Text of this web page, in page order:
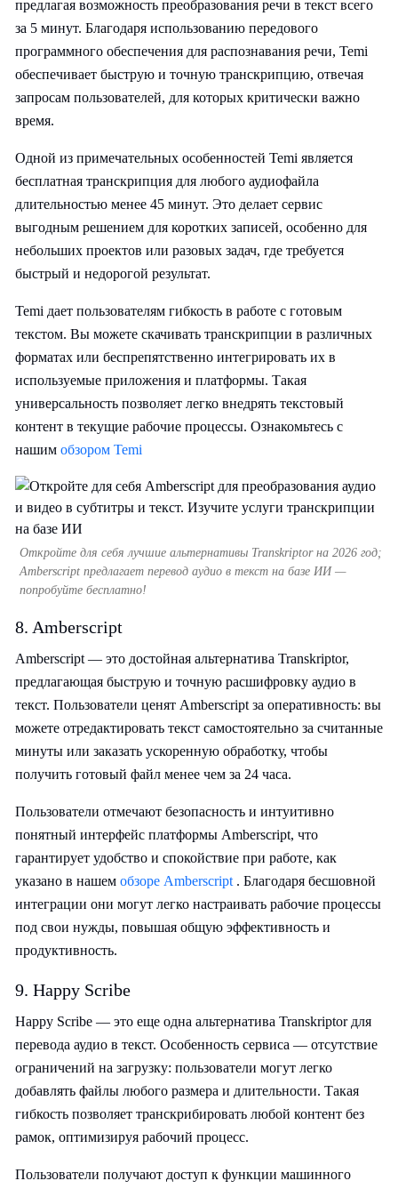
предлагая возможность преобразования речи в текст всего
за 5 минут. Благодаря использованию передового
программного обеспечения для распознавания речи, Temi
обеспечивает быструю и точную транскрипцию, отвечая
запросам пользователей, для которых критически важно
время.
Одной из примечательных особенностей Temi является
бесплатная транскрипция для любого аудиофайла
длительностью менее 45 минут. Это делает сервис
выгодным решением для коротких записей, особенно для
небольших проектов или разовых задач, где требуется
быстрый и недорогой результат.
Temi дает пользователям гибкость в работе с готовым
текстом. Вы можете скачивать транскрипции в различных
форматах или беспрепятственно интегрировать их в
используемые приложения и платформы. Такая
универсальность позволяет легко внедрять текстовый
контент в текущие рабочие процессы. Ознакомьтесь с
нашим обзором Temi
Откройте для себя лучшие альтернативы Transkriptor на 2026 год;
Amberscript предлагает перевод аудио в текст на базе ИИ —
попробуйте бесплатно!
8. Amberscript
Amberscript — это достойная альтернатива Transkriptor,
предлагающая быструю и точную расшифровку аудио в
текст. Пользователи ценят Amberscript за оперативность: вы
можете отредактировать текст самостоятельно за считанные
минуты или заказать ускоренную обработку, чтобы
получить готовый файл менее чем за 24 часа.
Пользователи отмечают безопасность и интуитивно
понятный интерфейс платформы Amberscript, что
гарантирует удобство и спокойствие при работе, как
указано в нашем обзоре Amberscript . Благодаря бесшовной
интеграции они могут легко настраивать рабочие процессы
под свои нужды, повышая общую эффективность и
продуктивность.
9. Happy Scribe
Happy Scribe — это еще одна альтернатива Transkriptor для
перевода аудио в текст. Особенность сервиса — отсутствие
ограничений на загрузку: пользователи могут легко
добавлять файлы любого размера и длительности. Такая
гибкость позволяет транскрибировать любой контент без
рамок, оптимизируя рабочий процесс.
Пользователи получают доступ к функции машинного